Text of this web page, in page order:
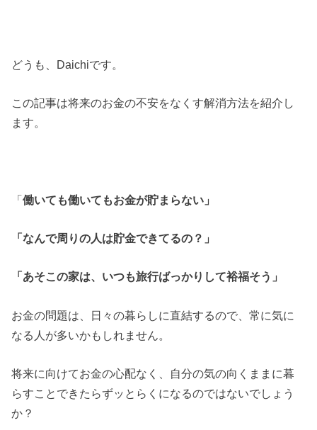
どうも、Daichiです。
この記事は将来のお金の不安をなくす解消方法を紹介し
ます。
「働いても働いてもお金が貯まらない」
「なんで周りの人は貯金できてるの？」
「あそこの家は、いつも旅行ばっかりして裕福そう」
お金の問題は、日々の暮らしに直結するので、常に気に
なる人が多いかもしれません。
将来に向けてお金の心配なく、自分の気の向くままに暮
らすことできたらずッとらくになるのではないでしょう
か？